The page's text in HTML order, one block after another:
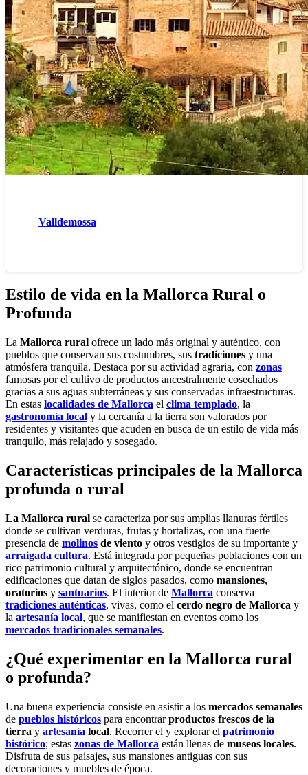
Valldemossa
Estilo de vida en la Mallorca Rural o
Profunda
La Mallorca rural ofrece un lado más original y auténtico, con
pueblos que conservan sus costumbres, sus tradiciones y una
atmósfera tranquila. Destaca por su actividad agraria, con zonas
famosas por el cultivo de productos ancestralmente cosechados
gracias a sus aguas subterráneas y sus conservadas infraestructuras.
En estas localidades de Mallorca el clima templado, la
gastronomía local y la cercanía a la tierra son valorados por
residentes y visitantes que acuden en busca de un estilo de vida más
tranquilo, más relajado y sosegado.
Características principales de la Mallorca
profunda o rural
La Mallorca rural se caracteriza por sus amplias llanuras fértiles
donde se cultivan verduras, frutas y hortalizas, con una fuerte
presencia de molinos de viento y otros vestigios de su importante y
arraigada cultura. Está integrada por pequeñas poblaciones con un
rico patrimonio cultural y arquitectónico, donde se encuentran
edificaciones que datan de siglos pasados, como mansiones,
oratorios y santuarios. El interior de Mallorca conserva
tradiciones auténticas, vivas, como el cerdo negro de Mallorca y
la artesanía local, que se manifiestan en eventos como los
mercados tradicionales semanales.
¿Qué experimentar en la Mallorca rural
o profunda?
Una buena experiencia consiste en asistir a los mercados semanales
de pueblos históricos para encontrarproductos frescos de la
tierra y artesanía local. Recorrer el y explorar el patrimonio
histórico; estas zonas de Mallorca están llenas de museos locales.
Disfruta de sus paisajes, sus mansiones antiguas con sus
decoraciones y muebles de época.